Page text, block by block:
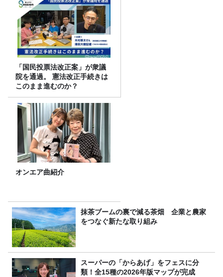
「国民投票法改正案」が衆議
院を通過。 憲法改正手続きは
このまま進むのか？
オンエア曲紹介
抹茶ブームの裏で減る茶畑 企業と農家
をつなぐ新たな取り組み
スーパーの「からあげ」をフェスに分
類！全15種の2026年版マップが完成